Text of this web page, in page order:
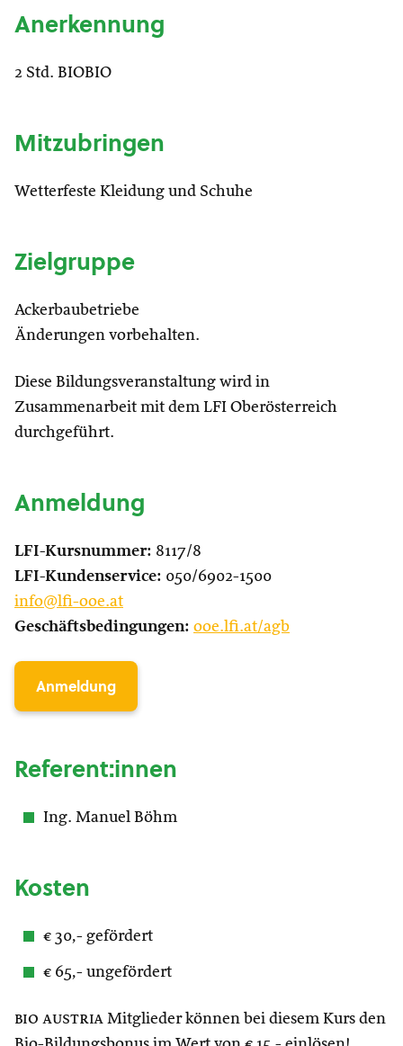
Anerkennung
2 Std. BIOBIO
Mitzubringen
Wetterfeste Kleidung und Schuhe
Zielgruppe
Ackerbaubetriebe
Änderungen vorbehalten.
Diese Bildungsveranstaltung wird in
Zusammenarbeit mit dem LFI Oberösterreich
durchgeführt.
Anmeldung
LFI-Kursnummer: 8117/8
LFI-Kundenservice: 050/6902-1500
info@lfi-ooe.at
Geschäftsbedingungen: ooe.lfi.at/agb
Anmeldung
Referent:innen
Ing. Manuel Böhm
Kosten
€ 30,- gefördert
€ 65,- ungefördert
bio austria Mitglieder können bei diesem Kurs den